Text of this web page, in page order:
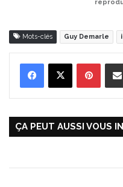
Mots-clés Guy Demarle
ÇA PEUT AUSSI VOUS